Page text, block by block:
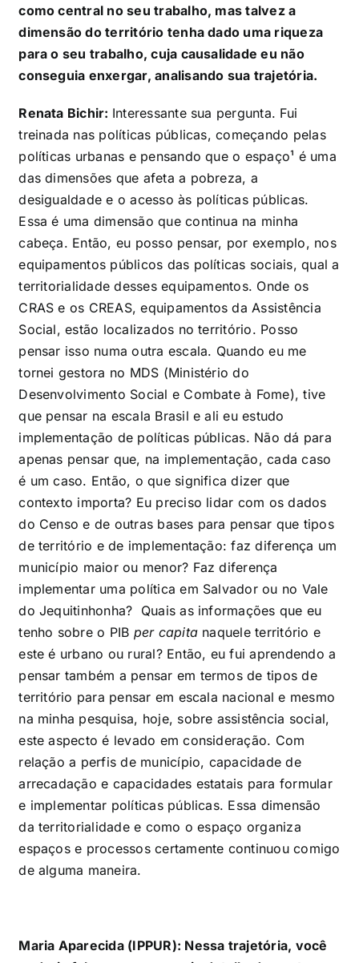
como central no seu trabalho, mas talvez a
dimensão do território tenha dado uma riqueza
para o seu trabalho, cuja causalidade eu não
conseguia enxergar, analisando sua trajetória.
Renata Bichir: Interessante sua pergunta. Fui
treinada nas políticas públicas, começando pelas
políticas urbanas e pensando que o espaço¹ é uma
das dimensões que afeta a pobreza, a
desigualdade e o acesso às políticas públicas.
Essa é uma dimensão que continua na minha
cabeça. Então, eu posso pensar, por exemplo, nos
equipamentos públicos das políticas sociais, qual a
territorialidade desses equipamentos. Onde os
CRAS e os CREAS, equipamentos da Assistência
Social, estão localizados no território. Posso
pensar isso numa outra escala. Quando eu me
tornei gestora no MDS (Ministério do
Desenvolvimento Social e Combate à Fome), tive
que pensar na escala Brasil e ali eu estudo
implementação de políticas públicas. Não dá para
apenas pensar que, na implementação, cada caso
é um caso. Então, o que significa dizer que
contexto importa? Eu preciso lidar com os dados
do Censo e de outras bases para pensar que tipos
de território e de implementação: faz diferença um
município maior ou menor? Faz diferença
implementar uma política em Salvador ou no Vale
do Jequitinhonha? Quais as informações que eu
tenho sobre o PIB per capita naquele território e
este é urbano ou rural? Então, eu fui aprendendo a
pensar também a pensar em termos de tipos de
território para pensar em escala nacional e mesmo
na minha pesquisa, hoje, sobre assistência social,
este aspecto é levado em consideração. Com
relação a perfis de município, capacidade de
arrecadação e capacidades estatais para formular
e implementar políticas públicas. Essa dimensão
da territorialidade e como o espaço organiza
espaços e processos certamente continuou comigo
de alguma maneira.
Maria Aparecida (IPPUR): Nessa trajetória, você